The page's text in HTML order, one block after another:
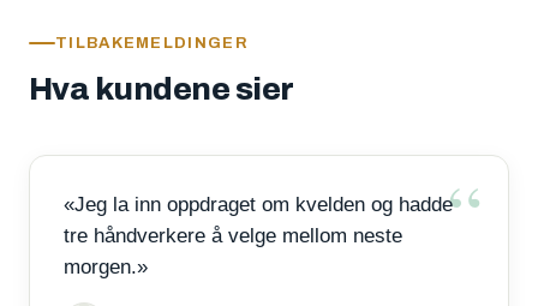
TILBAKEMELDINGER
Hva kundene sier
«Jeg la inn oppdraget om kvelden og hadde
tre håndverkere å velge mellom neste
morgen.»